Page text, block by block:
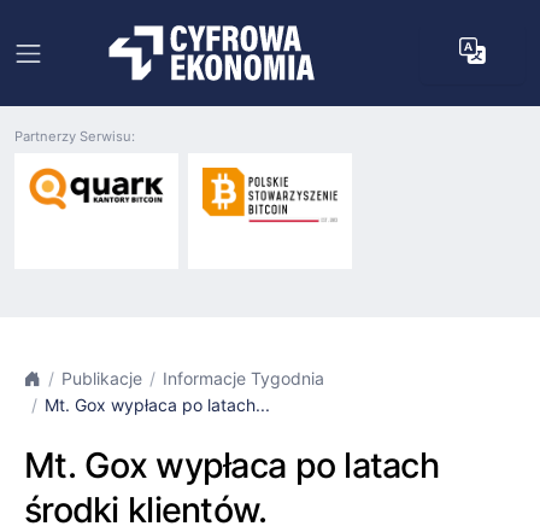
Partnerzy Serwisu:
Publikacje
Informacje Tygodnia
Mt. Gox wypłaca po latach...
Mt. Gox wypłaca po latach
środki klientów.